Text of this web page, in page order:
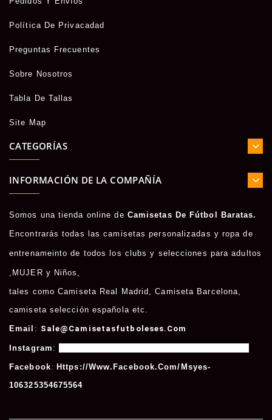
Política De Privacadad
Preguntas Frecuentes
Sobre Nosotros
Tabla De Tallas
Site Map
CATEGORÍAS
INFORMACIÓN DE LA COMPAÑÍA
Somos una tienda online de Camisetas De Fútbol Baratas.
Encontrarás todas las camisetas personalizadas y ropa de
entrenameinto de todos los clubs y selecciones para adultos
, MUJER y Niños ,
tales comoCamiseta Real Madrid ,Camiseta Barcelona,
camiseta selección española etc.
Email : Sale@camisetasfutboleses.com
Instagram :
Facebook: Https://www.facebook.com/msyes-
106325354675564